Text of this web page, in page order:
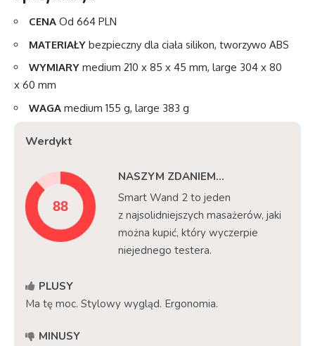
CENA Od 664 PLN
MATERIAŁY bezpieczny dla ciała silikon, tworzywo ABS
WYMIARY medium 210 x 85 x 45 mm, large 304 x 80
x 60 mm
WAGA medium 155 g, large 383 g
Werdykt
NASZYM ZDANIEM...
Smart Wand 2 to jeden
z najsolidniejszych masażerów, jaki
można kupić, który wyczerpie
niejednego testera.
PLUSY
Ma tę moc. Stylowy wygląd. Ergonomia.
MINUSY